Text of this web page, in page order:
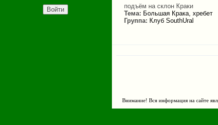
подъём на склон Краки
Тема: Большая Крака, хребет
Группа: Клуб SouthUral
Внимание! Вся информация на сайте